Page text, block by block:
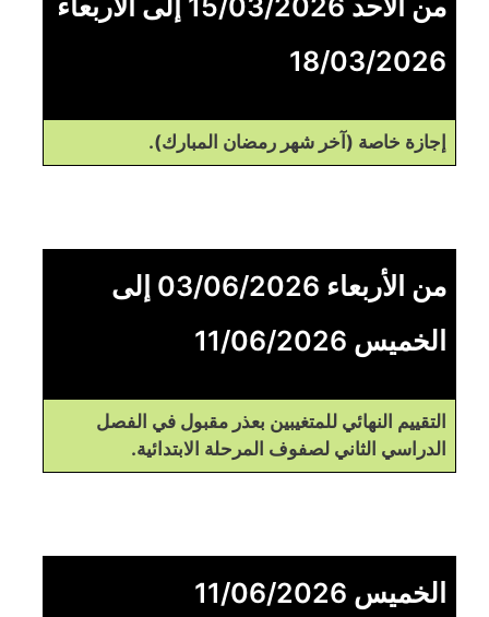
18/03/2026
إجازة خاصة (آخر شهر رمضان المبارك).
من الأربعاء 03/06/2026 إلى
الخميس 11/06/2026
التقييم النهائي للمتغيبين بعذر مقبول في الفصل
الدراسي الثاني لصفوف المرحلة الابتدائية.
الخميس 11/06/2026